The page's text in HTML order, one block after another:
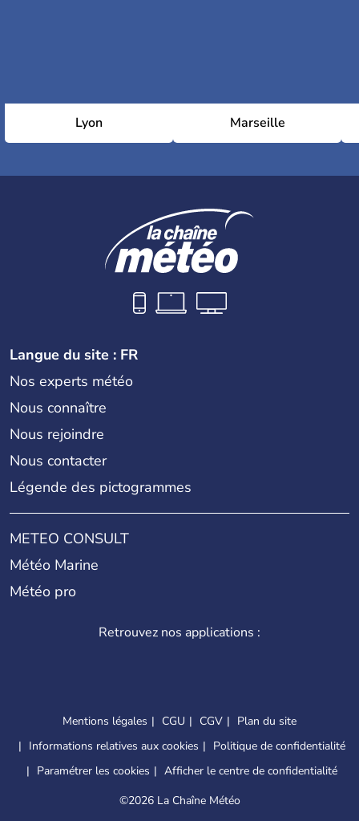
Lyon Marseille
Langue du site : FR
Nos experts météo
Nous connaître
Nous rejoindre
Nous contacter
Légende des pictogrammes
METEO CONSULT
Météo Marine
Météo pro
Retrouvez nos applications :
Mentions légales CGU CGV
Plan du site
Informations relatives aux cookies
Politique de confidentialité
Paramétrer les cookies
Afficher le centre de confidentialité
©2026 La Chaîne Météo